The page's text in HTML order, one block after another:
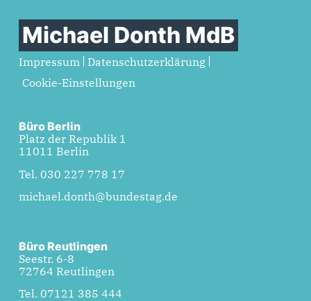
Michael Donth MdB
Impressum
Datenschutzerklärung
Cookie-Einstellungen
Büro Berlin
Platz der Republik 1
11011 Berlin
Tel. 030 227 778 17
michael.donth@bundestag.de
Büro Reutlingen
Seestr. 6-8
72764 Reutlingen
Tel. 07121 385 444